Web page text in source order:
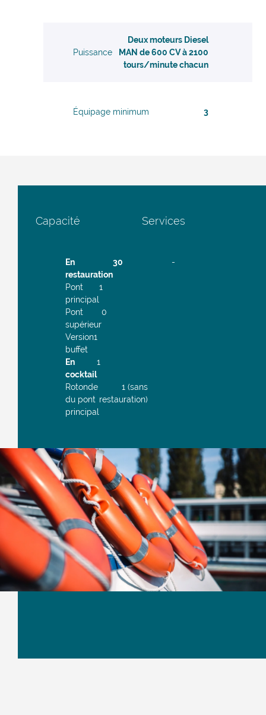
Puissance
Deux moteurs Diesel
MAN de 600 CV à 2100
tours/minute chacun
Équipage minimum 3
Capacité
En
restauration
30
Pont
principal
1
Pont
supérieur
0
Version
buffet
1
En
cocktail
1
Rotonde
du pont
principal
1 (sans
restauration)
Services
-